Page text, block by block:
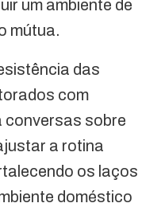
um ambiente de
mútua.
das
com
conversas sobre
a rotina
os laços
doméstico